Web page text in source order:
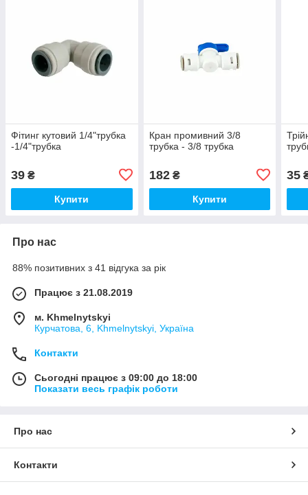
Фітинг кутовий 1/4"трубка
-1/4"трубка
39 ₴
Купити
Кран промивний 3/8
трубка - 3/8 трубка
182₴
Купити
35
Про нас
88% позитивних з 41 відгука за рік
Працює з 21.08.2019
м. Khmelnytskyi
Курчатова, 6, Khmelnytskyi, Україна
Контакти
Сьогодні працює з 09:00 до 18:00
Показати весь графік роботи
Про нас
Контакти